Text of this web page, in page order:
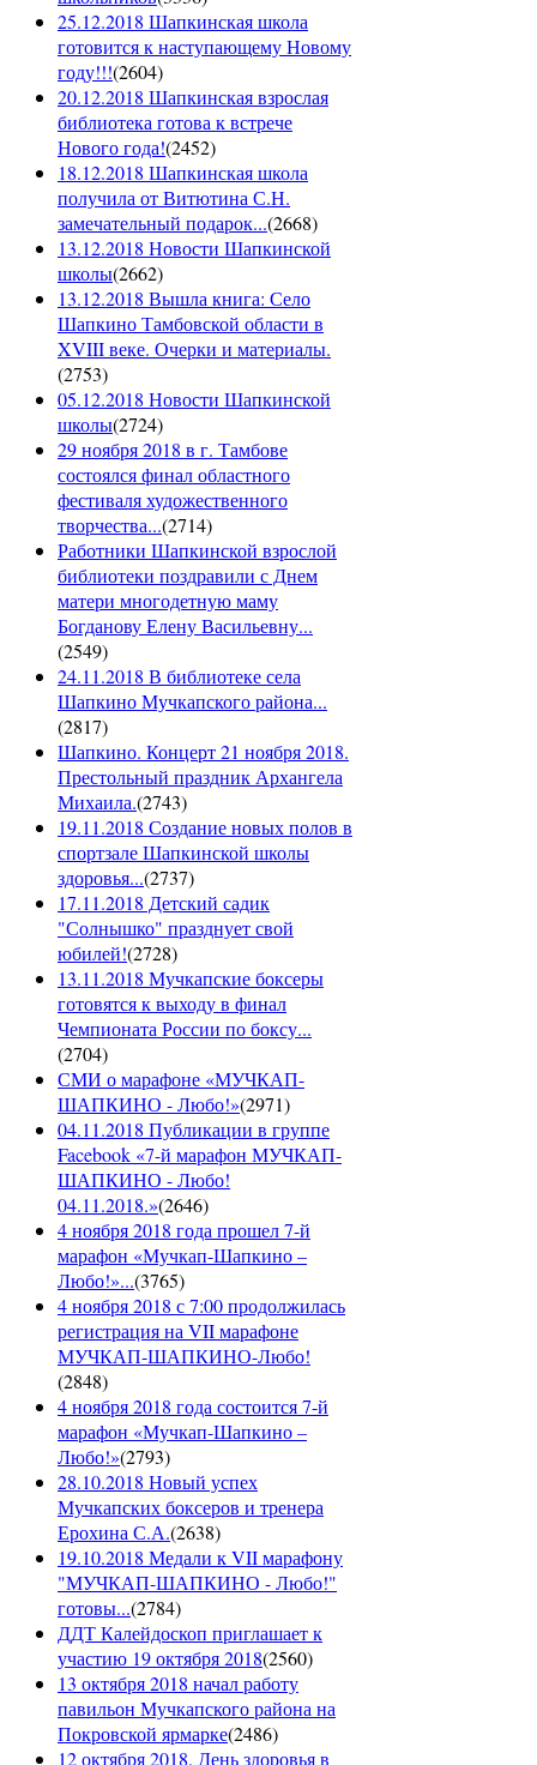
25.12.2018 Шапкинская школа
готовится к наступающему Новому
году!!!(2604)
20.12.2018 Шапкинская взрослая
библиотека готова к встрече
Нового года!(2452)
18.12.2018 Шапкинская школа
получила от Витютина С.Н.
замечательный подарок...(2668)
13.12.2018 Новости Шапкинской
школы(2662)
13.12.2018 Вышла книга: Село
Шапкино Тамбовской области в
XVIII веке. Очерки и материалы.
(2753)
05.12.2018 Новости Шапкинской
школы(2724)
29 ноября 2018 в г. Тамбове
состоялся финал областного
фестиваля художественного
творчества...(2714)
Работники Шапкинской взрослой
библиотеки поздравили с Днем
матери многодетную маму
Богданову Елену Васильевну...
(2549)
24.11.2018 В библиотеке села
Шапкино Мучкапского района...
(2817)
Шапкино. Концерт 21 ноября 2018.
Престольный праздник Архангела
Михаила.(2743)
19.11.2018 Создание новых полов в
спортзале Шапкинской школы
здоровья...(2737)
17.11.2018 Детский садик
"Солнышко" празднует свой
юбилей!(2728)
13.11.2018 Мучкапские боксеры
готовятся к выходу в финал
Чемпионата России по боксу...
(2704)
СМИ о марафоне «МУЧКАП-
ШАПКИНО - Любо!»(2971)
04.11.2018 Публикации в группе
Facebook «7-й марафон МУЧКАП-
ШАПКИНО - Любо!
04.11.2018.»(2646)
4 ноября 2018 года прошел 7-й
марафон «Мучкап-Шапкино –
Любо!»...(3765)
4 ноября 2018 с 7:00 продолжилась
регистрация на VII марафоне
МУЧКАП-ШАПКИНО-Любо!
(2848)
4 ноября 2018 года состоится 7-й
марафон «Мучкап-Шапкино –
Любо!»(2793)
28.10.2018 Новый успех
Мучкапских боксеров и тренера
Ерохина С.А.(2638)
19.10.2018 Медали к VII марафону
"МУЧКАП-ШАПКИНО - Любо!"
готовы...(2784)
ДДТ Калейдоскоп приглашает к
участию 19 октября 2018(2560)
13 октября 2018 начал работу
павильон Мучкапского района на
Покровской ярмарке(2486)
12 октября 2018. День здоровья в